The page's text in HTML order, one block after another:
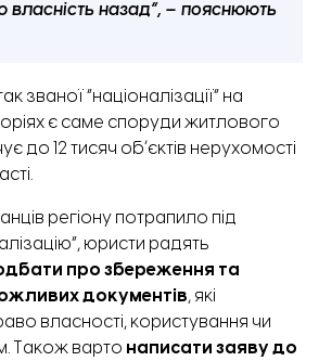
власність назад”, – пояснюють
званої “націоналізації” на
є саме споруди житлового
до 12 тисяч обʼєктів нерухомості
регіону потрапило під
юристи радять
про збереження та
документів, які
власності, користування чи
Також варто написати заяву до